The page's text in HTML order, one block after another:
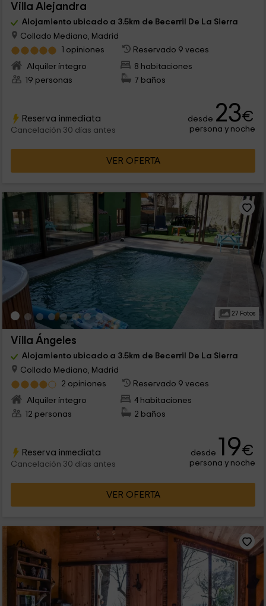
Villa Alejandra
Alojamiento ubicado a 3.5km de Becerril De La Sierra
Collado Mediano, Madrid
1 opiniones
Reservado 9 veces
Alquiler íntegro
8 habitaciones
19 personas
7 baños
Reserva inmediata
Cancelación 30 días antes
desde 23€
persona y noche
VER OFERTA
27 Fotos
Villa Ángeles
Alojamiento ubicado a 3.5km de Becerril De La Sierra
Collado Mediano, Madrid
2 opiniones
Reservado 9 veces
Alquiler íntegro
4 habitaciones
12 personas
2 baños
Reserva inmediata
Cancelación 30 días antes
desde 19€
persona y noche
VER OFERTA